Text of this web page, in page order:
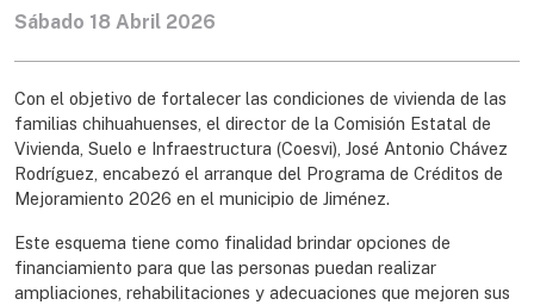
Sábado 18 Abril 2026
Con el objetivo de fortalecer las condiciones de vivienda de las
familias chihuahuenses, el director de la Comisión Estatal de
Vivienda, Suelo e Infraestructura (Coesvi), José Antonio Chávez
Rodríguez, encabezó el arranque del Programa de Créditos de
Mejoramiento 2026 en el municipio de Jiménez.
Este esquema tiene como finalidad brindar opciones de
financiamiento para que las personas puedan realizar
ampliaciones, rehabilitaciones y adecuaciones que mejoren sus